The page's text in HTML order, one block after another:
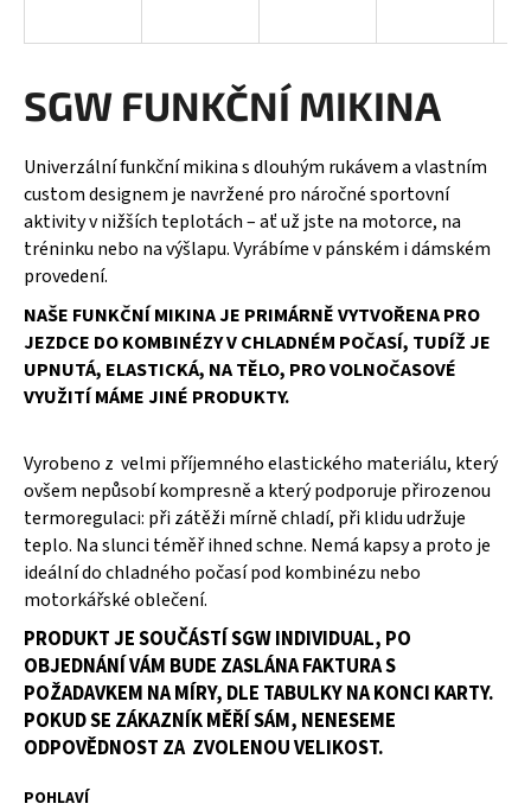
SGW FUNKČNÍ MIKINA
Univerzální funkční mikina s dlouhým rukávem a vlastním
custom designem je navržené pro náročné sportovní
aktivity v nižších teplotách – ať už jste na motorce, na
tréninku nebo na výšlapu. Vyrábíme v pánském i dámském
provedení.
NAŠE FUNKČNÍ MIKINA JE PRIMÁRNĚ VYTVOŘENA PRO
JEZDCE DO KOMBINÉZY V CHLADNÉM POČASÍ, TUDÍŽ JE
UPNUTÁ, ELASTICKÁ, NA TĚLO, PRO VOLNOČASOVÉ
VYUŽITÍ MÁME JINÉ PRODUKTY.
Vyrobeno z velmi příjemného elastického materiálu, který
ovšem nepůsobí kompresně a který podporuje přirozenou
termoregulaci: při zátěži mírně chladí, při klidu udržuje
teplo. Na slunci téměř ihned schne. Nemá kapsy a proto je
ideální do chladného počasí pod kombinézu nebo
motorkářské oblečení.
PRODUKT JE SOUČÁSTÍSGW INDIVIDUAL, PO
OBJEDNÁNÍ VÁM BUDE ZASLÁNA FAKTURA S
POŽADAVKEM NA MÍRY, DLE TABULKY NA KONCI KARTY.
POKUD SE ZÁKAZNÍK MĚŘÍ SÁM, NENESEME
ODPOVĚDNOST ZA ZVOLENOU VELIKOST.
POHLAVÍ
í
t
?
D
o
o
r
u
č
u
j
e
m
e